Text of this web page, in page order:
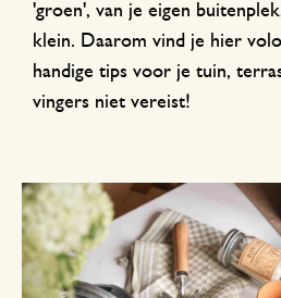
'groen', van je eigen
klein. Daarom vind je hier
handige tips voor je tuin,
vingers niet vereist!